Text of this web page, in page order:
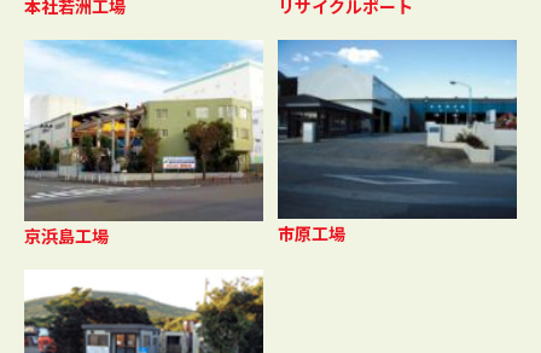
本社若洲工場 リサイクルポート
京浜島工場 市原工場